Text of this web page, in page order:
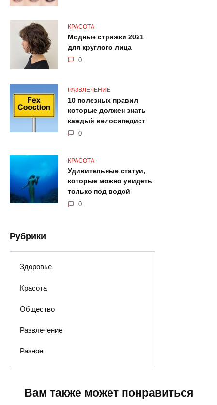
КРАСОТА
Модные стрижки 2021
для круглого лица
0
РАЗВЛЕЧЕНИЕ
10 полезных правил,
которые должен знать
каждый велосипедист
0
КРАСОТА
Удивительные статуи,
которые можно увидеть
только под водой
0
Рубрики
Здоровье
Красота
Общество
Развлечение
Разное
Вам также может понравиться